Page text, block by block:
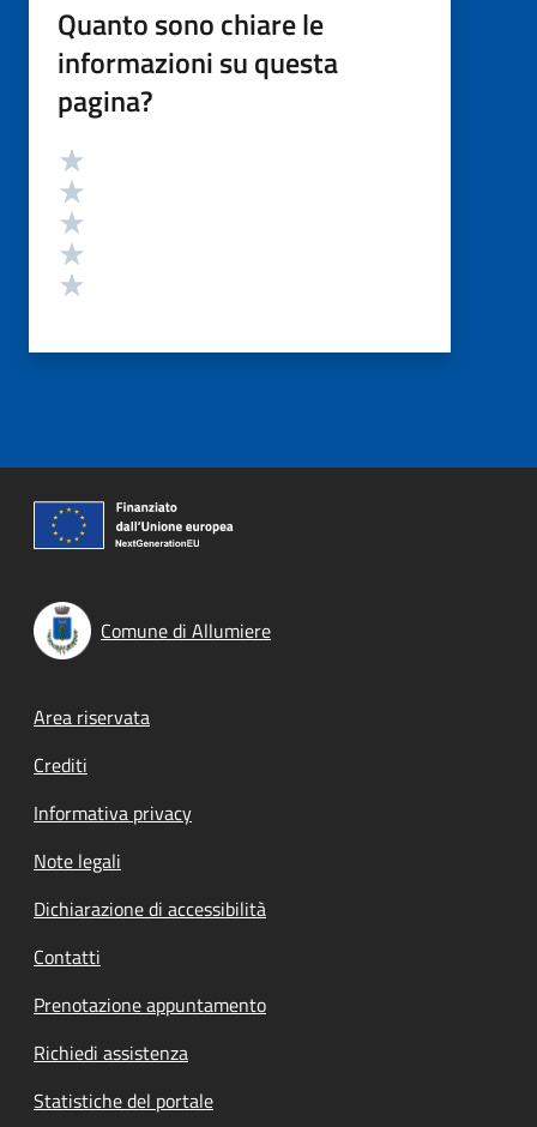
Quanto sono chiare le
informazioni su questa
pagina?
Valutazione
Comune di Allumiere
Footer menu
Area riservata
Crediti
Informativa privacy
Note legali
Dichiarazione di accessibilità
Contatti
Prenotazione appuntamento
Richiedi assistenza
Statistiche del portale